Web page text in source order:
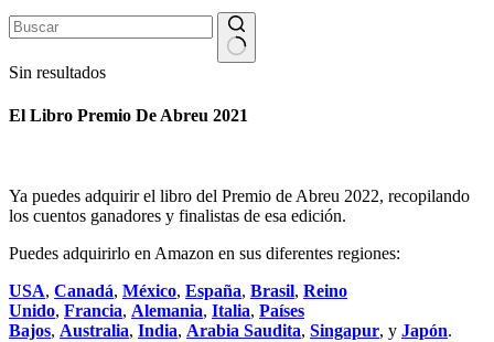
Sin resultados
El Libro Premio De Abreu 2021
Ya puedes adquirir el libro del Premio de Abreu 2022, recopilando
los cuentos ganadores y finalistas de esa edición.
Puedes adquirirlo en Amazon en sus diferentes regiones:
USA, Canadá, México, España, Brasil, Reino
Unido, Francia, Alemania, Italia, Países
Bajos, Australia, India, Arabia Saudita, Singapur, y Japón.